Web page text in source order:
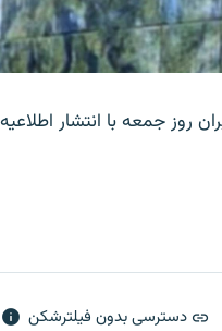
دسترسی بدون فیلترشکن